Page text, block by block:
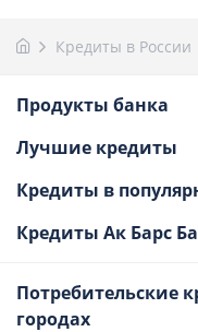
Кредиты в России
Продукты банка
Лучшие кредиты
Кредиты в
Кредиты Ак Барс
Потребительские
городах